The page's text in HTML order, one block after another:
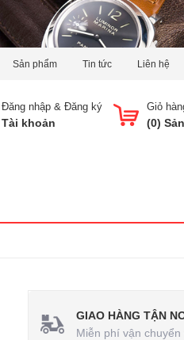
Sản phẩm Tin tức Liên hệ
Giỏ
(0)
Đăng nhập & Đăng ký
Tài khoản
GIAO HÀNG TẬN
Miễn phí vận